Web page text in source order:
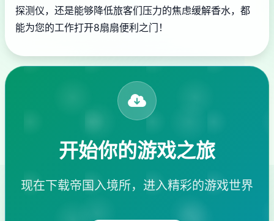
探测仪，还是能够降低旅客们压力的焦虑缓解香水，都
能为您的工作打开8扇扇便利之门！
开始你的游戏之旅
现在下载帝国入境所，进入精彩的游戏世界